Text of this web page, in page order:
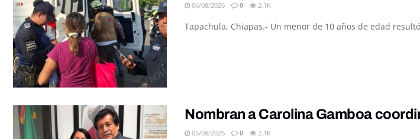
06/08/2026 0 2.1K
Tapachula, Chiapas.- Un menor de 10 años de edad
Nombran a Carolina Gamboa
05/08/2026 0 2.1K